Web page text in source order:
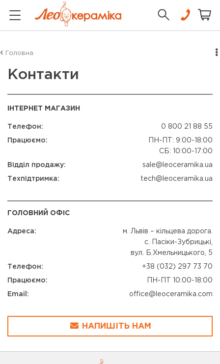
Головна
Контакти
ІНТЕРНЕТ МАГАЗИН
Телефон: 0 800 21 88 55
Працюємо:
ПН-ПТ: 9:00-18:00
СБ: 10:00-17:00
Відділ продажу: sale@leoceramika.ua
Техпідтримка: tech@leoceramika.ua
ГОЛОВНИЙ ОФІС
Адреса:
м. Львів – кільцева дорога.
с. Пасіки-Зубрицькі,
вул. Б.Хмельницького, 5
Телефон: +38 (032) 297 73 70
Працюємо: ПН-ПТ 10:00-18:00
Email: office@leoceramika.com
НАПИШІТЬ НАМ